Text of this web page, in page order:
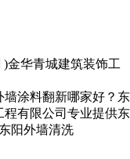
)金华青城建筑装饰工
涂料翻新哪家好？东
程有限公司专业提供东
阳外墙清洗